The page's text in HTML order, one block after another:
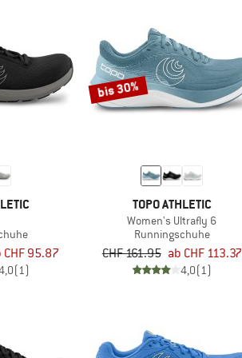
CHF 95.87
(1)
bis 30%
TOPO ATHLETIC
Women's Ultrafly 6
Runningschuhe
CHF 161.95 ab CHF 113.37
4,0(1)